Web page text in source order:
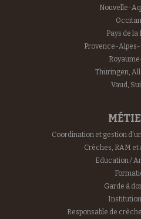
Nouvelle-
Pays de la
Provence-
Thüringen,
Vaud,
Coordination et gestion
Crèches, RAM et
Education /
Garde à
Responsable de